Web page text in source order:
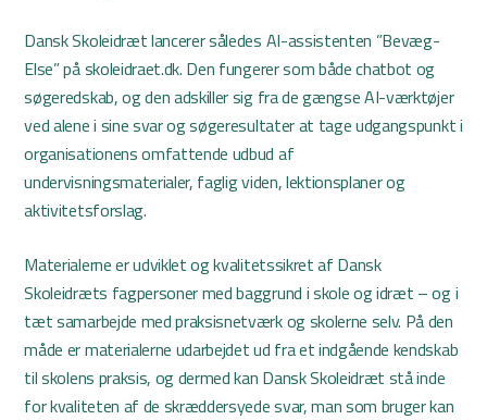
Dansk Skoleidræt lancerer således AI-assistenten ”Bevæg-
Else” på skoleidraet.dk. Den fungerer som både chatbot og
søgeredskab, og den adskiller sig fra de gængse AI-værktøjer
ved alene i sine svar og søgeresultater at tage udgangspunkt i
organisationens omfattende udbud af
undervisningsmaterialer, faglig viden, lektionsplaner og
aktivitetsforslag.
Materialerne er udviklet og kvalitetssikret af Dansk
Skoleidræts fagpersoner med baggrund i skole og idræt – og i
tæt samarbejde med praksisnetværk og skolerne selv. På den
måde er materialerne udarbejdet ud fra et indgående kendskab
til skolens praksis, og dermed kan Dansk Skoleidræt stå inde
for kvaliteten af de skræddersyede svar, man som bruger kan